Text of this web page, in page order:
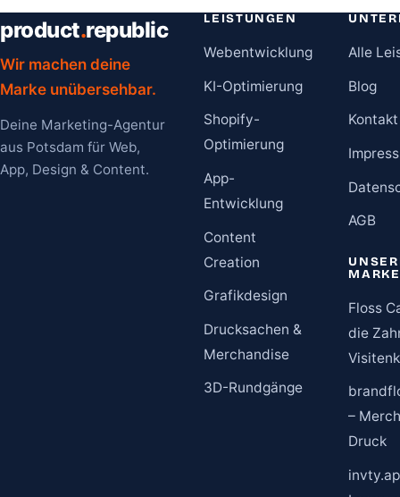
product.republic
Wir machen deine
Marke unübersehbar.
Deine Marketing-Agentur
aus Potsdam für Web,
App, Design & Content.
LEISTUNGEN
Webentwicklung
KI-Optimierung
Shopify-
Optimierung
App-
Entwicklung
Content
Creation
Grafikdesign
Drucksachen &
Merchandise
3D-Rundgänge
Alle
Blog
Kontakt
AGB
Floss
die
–
Druck